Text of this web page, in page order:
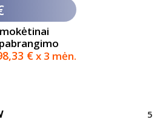
€x 3 mėn.
5